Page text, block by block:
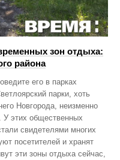
зон отдыха:
района
его в парках
парки, хоть
Новгорода, неизменно
У этих общественных
свидетелями многих
посетителей и хранят
эти зоны отдыха сейчас,